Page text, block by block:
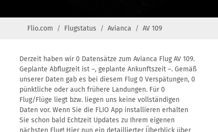
Flio.com Flugstatus Avianca AV 109
Derzeit haben wir 0 Datensätze zum Avianca Flug AV 109.
Geplante Abflugzeit ist –, geplante Ankunftszeit –. Gemäß
unserer Daten gab es bei diesem Flug 0 Verspätungen, 0
pünktliche oder auch frühere Landungen. Für 0
Flug/Flüge liegt bzw. liegen uns keine vollständigen
Daten vor. Wenn Sie die FLIO App installieren erhalten
Sie schon bald Echtzeit Updates zu Ihrem eigenen
nächsten Flug! Hier nun ein detaillierter Überblick über